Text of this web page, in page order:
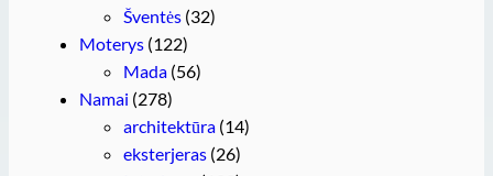
Šventės (32)
Moterys (122)
Mada (56)
Namai (278)
architektūra (14)
eksterjeras (26)